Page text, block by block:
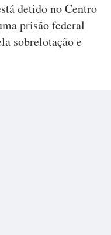
detido no Centro
prisão federal
sobrelotação e